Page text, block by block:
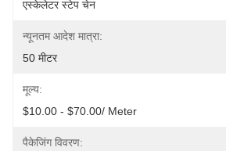
एस्केलेटर स्टेप चेन
न्यूनतम आदेश मात्रा:
50 मीटर
मूल्य:
$10.00 - $70.00/ Meter
पैकेजिंग विवरण: